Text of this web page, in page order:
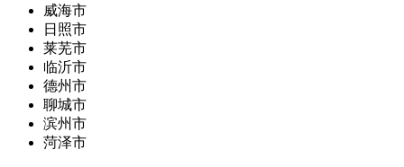
威海市
日照市
莱芜市
临沂市
德州市
聊城市
滨州市
菏泽市